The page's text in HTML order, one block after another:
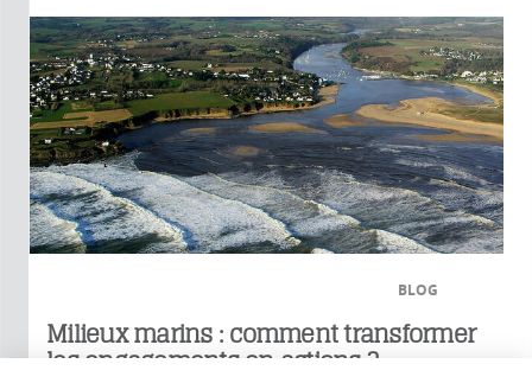
BLOG
Milieux marins : comment transformer
les engagements en actions ?